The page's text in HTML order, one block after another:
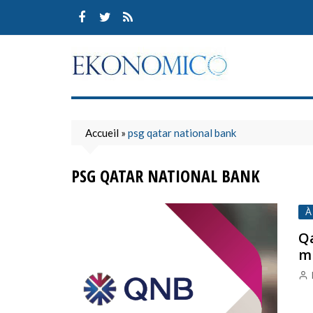
content
Accueil » psg qatar national bank
PSG QATAR NATIONAL BANK
À